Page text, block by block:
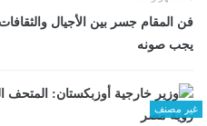
فن المقام جسر بين الأجيال
يجب صونه
غير مصنف